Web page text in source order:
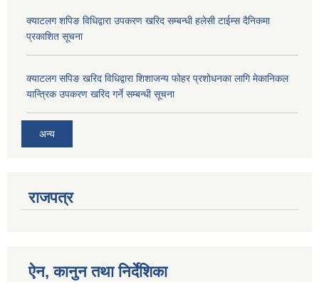
क्याटलग शपिङ विधिद्वारा उपकरण खरिद सम्बन्धी हलेसी टाईम्स दैनिकमा
प्रकाशित सूचना
क्याटलग सपिङ खरिद विधिद्वारा शिशाजन्य फोहर प्रशोधनका लागि मेकानिकल
यान्त्रिक उपकरण खरिद गर्ने सम्बन्धी सूचना
अन्य
राजपत्र
ऐन, कानुन तथा निर्देशिका